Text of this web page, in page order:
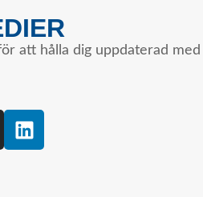
att hålla dig uppdaterad med